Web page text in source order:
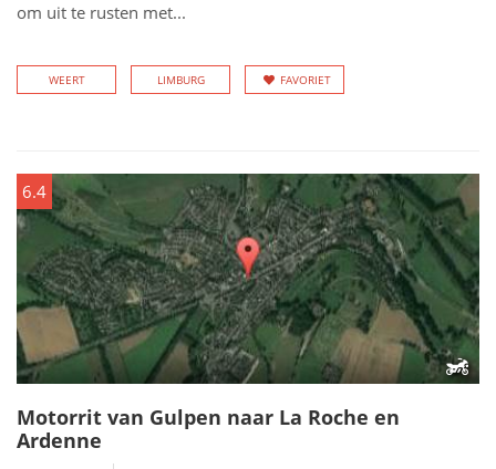
om uit te rusten met...
WEERT LIMBURG FAVORIET
6.4
Motorrit van Gulpen naar La Roche en
Ardenne